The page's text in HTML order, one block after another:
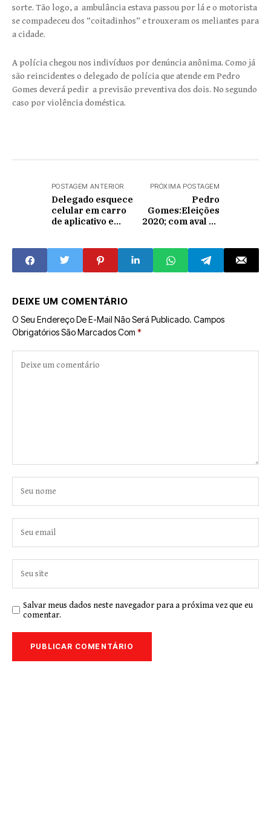
sorte. Tão logo, a ambulância estava passou por lá e o motorista
se compadeceu dos “coitadinhos” e trouxeram os meliantes para
a cidade.
A polícia chegou nos indivíduos por denúncia anônima. Como já
são reincidentes o delegado de polícia que atende em Pedro
Gomes deverá pedir a previsão preventiva dos dois. No segundo
caso por violência doméstica.
POSTAGEM ANTERIOR
Delegado esquece
celular em carro
de aplicativo e
para recuperá-lo
PRÓXIMA POSTAGEM
Pedro
Gomes:Eleições
2020; com aval de
nome de ex-
prefeito Vanderley
Mota
DEIXE UM COMENTÁRIO
O Seu Endereço De E-Mail Não Será Publicado. Campos
Obrigatórios São Marcados Com *
Salvar meus dados neste navegador para a próxima vez que eu
comentar.